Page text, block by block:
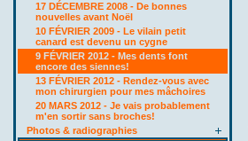
17 DÉCEMBRE 2008 - De bonnes
nouvelles avant Noël
10 FÉVRIER 2009 - Le vilain petit
canard est devenu un cygne
9 FÉVRIER 2012 - Mes dents font
encore des siennes!
13 FÉVRIER 2012 - Rendez-vous avec
mon chirurgien pour mes mâchoires
20 MARS 2012 - Je vais probablement
m'en sortir sans broches!
Photos & radiographies